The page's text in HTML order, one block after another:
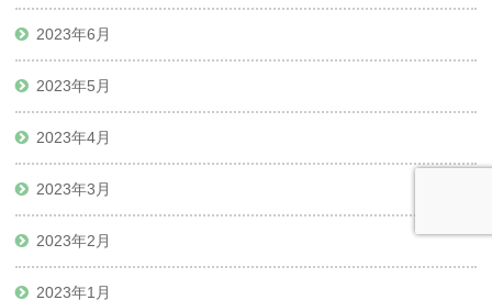
2023年6月
2023年5月
2023年4月
2023年3月
2023年2月
2023年1月